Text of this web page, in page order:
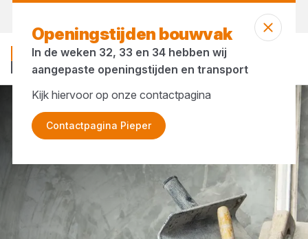
Openingstijden bouwvak
In de weken 32, 33 en 34 hebben wij
aangepaste openingstijden en transport
Kijk hiervoor op onze contactpagina
Contactpagina Pieper